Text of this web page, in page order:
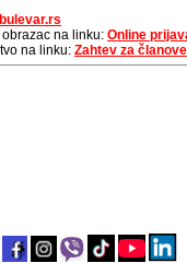
obrazac na linku: Online
na linku: Zahtev za članove